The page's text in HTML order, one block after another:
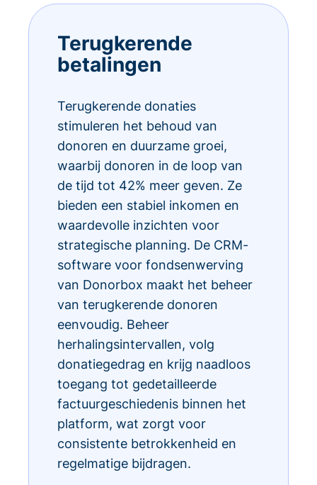
Terugkerende
betalingen
Terugkerende donaties
stimuleren het behoud van
donoren en duurzame groei,
waarbij donoren in de loop van
de tijd tot 42% meer geven. Ze
bieden een stabiel inkomen en
waardevolle inzichten voor
strategische planning. De CRM-
software voor fondsenwerving
van Donorbox maakt het beheer
van terugkerende donoren
eenvoudig. Beheer
herhalingsintervallen, volg
donatiegedrag en krijg naadloos
toegang tot gedetailleerde
factuurgeschiedenis binnen het
platform, wat zorgt voor
consistente betrokkenheid en
regelmatige bijdragen.